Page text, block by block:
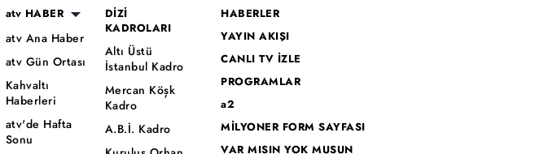
atv HABER
atv Ana Haber
atv Gün Ortası
Kahvaltı
Haberleri
atv'de Hafta
Sonu
DİZİ
KADROLARI
Altı Üstü
İstanbul Kadro
Mercan Köşk
Kadro
A.B.İ. Kadro
HABERLER
YAYIN AKIŞI
CANLI TV İZLE
PROGRAMLAR
a2
MİLYONER FORM SAYFASI
VAR MISIN YOK MUSUN